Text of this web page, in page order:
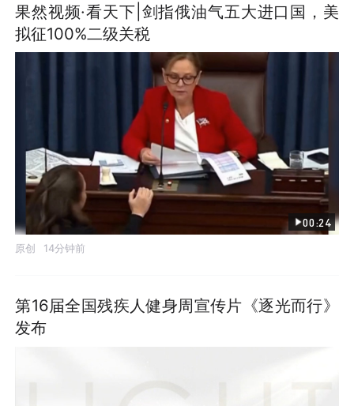
果然视频·看天下|剑指俄油气五大进口国，美
拟征100%二级关税
00:24
原创 14分钟前
第16届全国残疾人健身周宣传片《逐光而行》
发布